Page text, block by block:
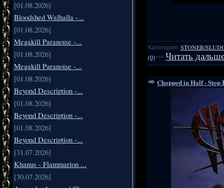
[01.08.2026]
Bloodshed Walhalla -...
[01.08.2026]
Megakill Paranoise -...
[01.08.2026]
Megakill Paranoise -...
[01.08.2026]
Beyond Description -...
[01.08.2026]
Beyond Description -...
[01.08.2026]
Beyond Description -...
[31.07.2026]
Khanus - Flammarion ...
[30.07.2026]
Категория: STONER/
(0)*** Читать
Chopped in Half -